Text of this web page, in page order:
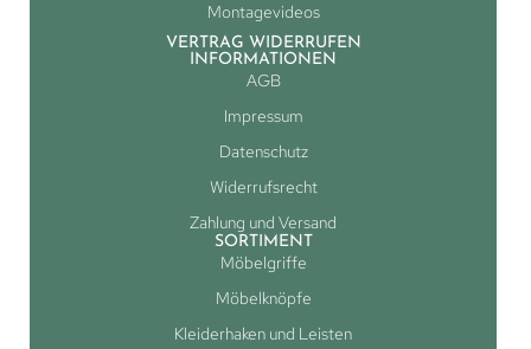
Montagevideos
VERTRAG WIDERRUFEN
INFORMATIONEN
AGB
Impressum
Datenschutz
Widerrufsrecht
Zahlung und Versand
SORTIMENT
Möbelgriffe
Möbelknöpfe
Kleiderhaken und Leisten